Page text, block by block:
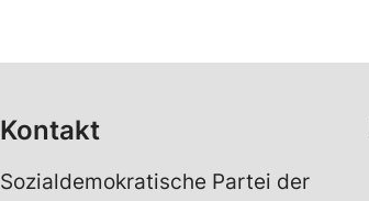
Kontakt
Sozialdemokratische Partei der